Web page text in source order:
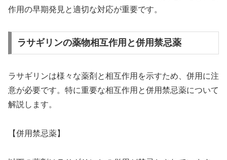
作用の早期発見と適切な対応が重要です。
ラサギリンの薬物相互作用と併用禁忌薬
ラサギリンは様々な薬剤と相互作用を示すため、併用に注
意が必要です。特に重要な相互作用と併用禁忌薬について
解説します。
【併用禁忌薬】